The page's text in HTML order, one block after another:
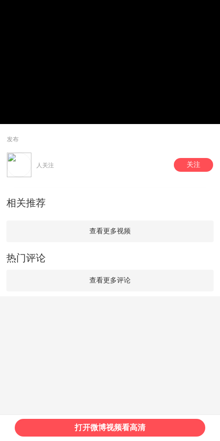
发布
人关注 关注
相关推荐
查看更多视频
热门评论
查看更多评论
打开微博视频看高清